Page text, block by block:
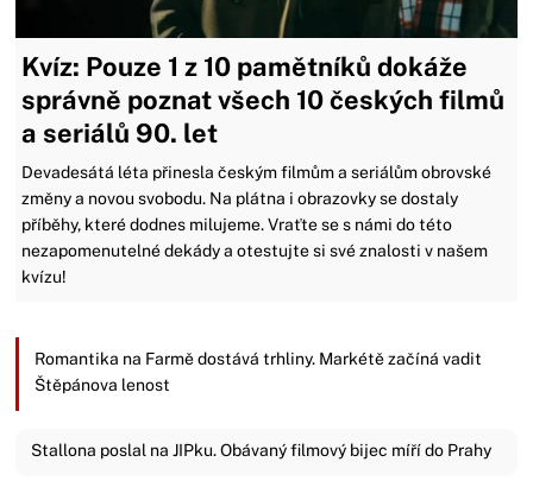
Kvíz: Pouze 1 z 10 pamětníků dokáže
správně poznat všech 10 českých filmů
a seriálů 90. let
Devadesátá léta přinesla českým filmům a seriálům obrovské
změny a novou svobodu. Na plátna i obrazovky se dostaly
příběhy, které dodnes milujeme. Vraťte se s námi do této
nezapomenutelné dekády a otestujte si své znalosti v našem
kvízu!
Romantika na Farmě dostává trhliny. Markétě začíná vadit
Štěpánova lenost
Stallona poslal na JIPku. Obávaný filmový bijec míří do Prahy